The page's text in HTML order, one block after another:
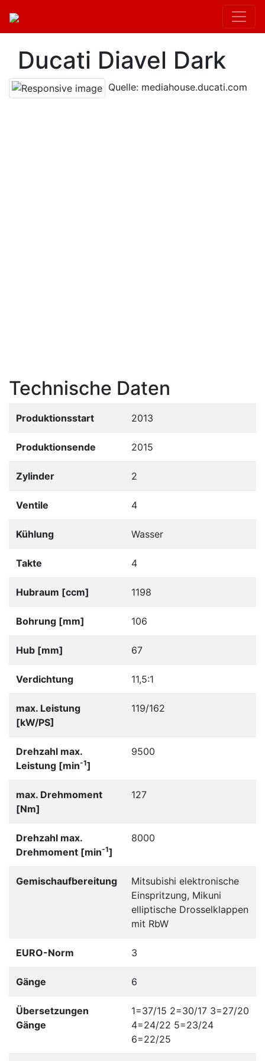
Ducati Diavel Dark
Quelle: mediahouse.ducati.com
Technische Daten
Produktionsstart 2013
Produktionsende 2015
Zylinder 2
Ventile 4
Kühlung Wasser
Takte 4
Hubraum [ccm] 1198
Bohrung [mm] 106
Hub [mm] 67
Verdichtung 11,5:1
max. Leistung
[kW/PS]
119/162
Drehzahl max.
Leistung [min-1]
9500
max. Drehmoment
[Nm]
127
Drehzahl max.
Drehmoment [min-1]
8000
Gemischaufbereitung
Mitsubishi elektronische
Einspritzung, Mikuni
elliptische Drosselklappen
mit RbW
EURO-Norm 3
Gänge 6
Übersetzungen
Gänge
1=37/15 2=30/17 3=27/20
4=24/22 5=23/24
6=22/25